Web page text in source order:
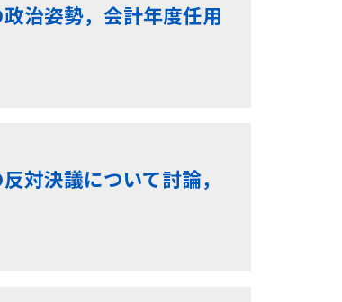
治姿勢，会計年度任用
対決議について討論，